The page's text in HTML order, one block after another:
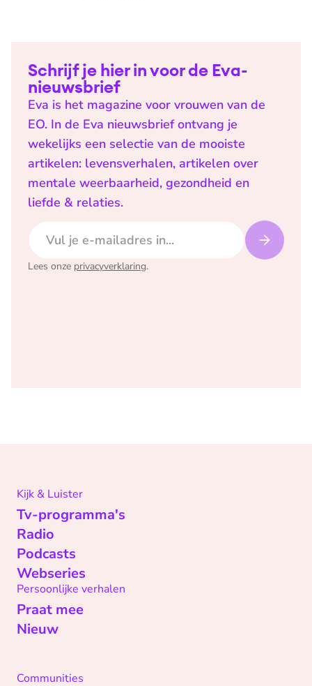
Schrijf je hier in voor de Eva-
nieuwsbrief
Eva is het magazine voor vrouwen van de
EO. In de Eva nieuwsbrief ontvang je
wekelijks een selectie van de mooiste
artikelen: levensverhalen, artikelen over
mentale weerbaarheid, gezondheid en
liefde & relaties.
Lees onze privacyverklaring.
Kijk & Luister
Tv-programma's
Radio
Podcasts
Webseries
Persoonlijke verhalen
Praat mee
Nieuw
Communities